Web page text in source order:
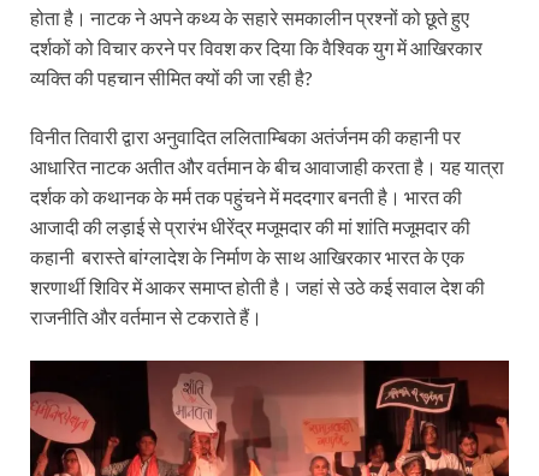
होता है। नाटक ने अपने कथ्य के सहारे समकालीन प्रश्नों को छूते हुए
दर्शकों को विचार करने पर विवश कर दिया कि वैश्विक युग में आखिरकार
व्यक्ति की पहचान सीमित क्यों की जा रही है?
विनीत तिवारी द्वारा अनुवादित ललिताम्बिका अतंर्जनम की कहानी पर
आधारित नाटक अतीत और वर्तमान के बीच आवाजाही करता है। यह यात्रा
दर्शक को कथानक के मर्म तक पहुंचने में मददगार बनती है। भारत की
आजादी की लड़ाई से प्रारंभ धीरेंद्र मजूमदार की मां शांति मजूमदार की
कहानी बरास्ते बांग्लादेश के निर्माण के साथ आखिरकार भारत के एक
शरणार्थी शिविर में आकर समाप्त होती है। जहां से उठे कई सवाल देश की
राजनीति और वर्तमान से टकराते हैं।